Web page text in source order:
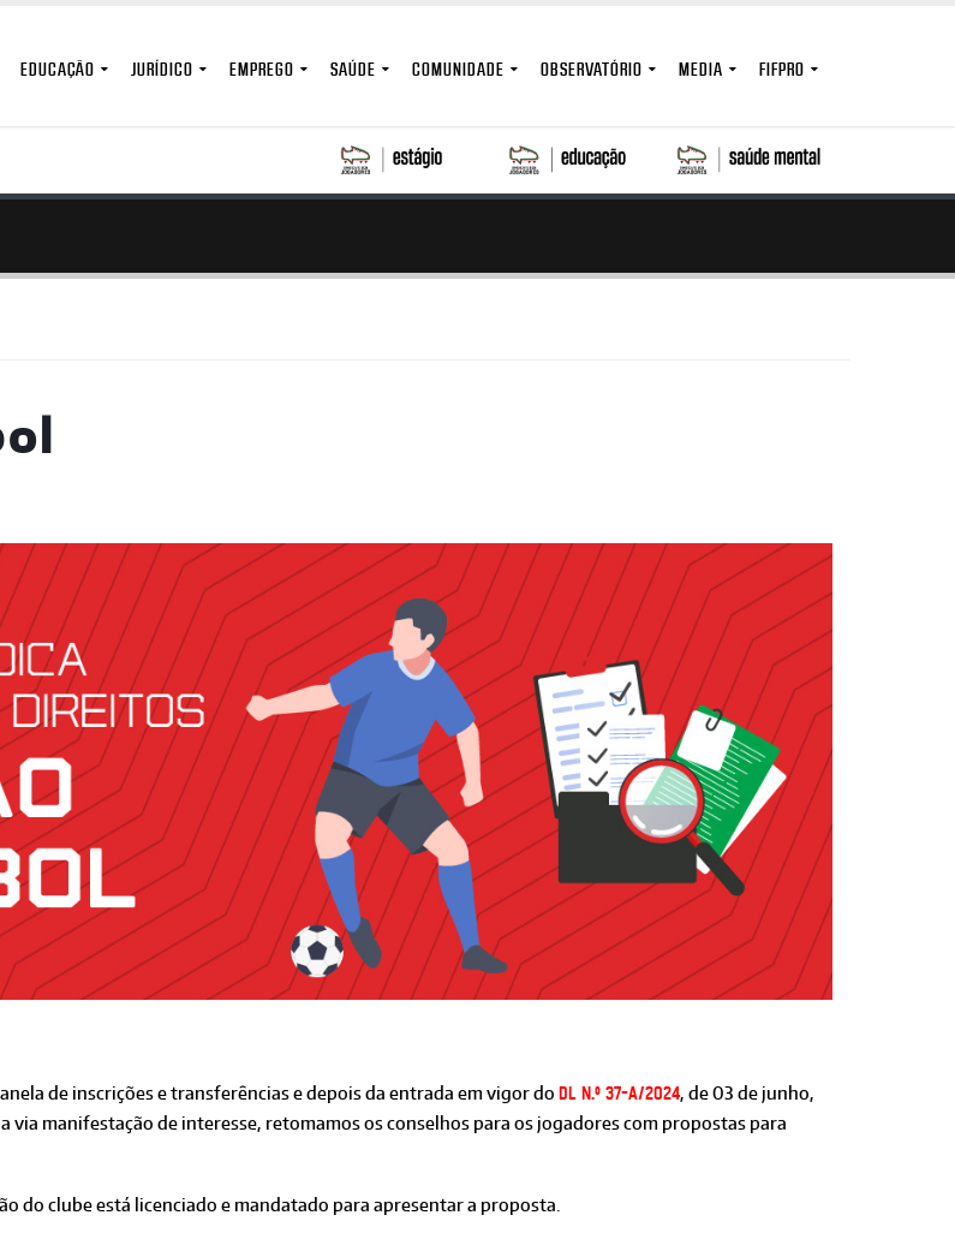
EDUCAÇÃO JURÍDICO EMPREGO SAÚDE COMUNIDADE OBSERVATÓRIO MEDIA FIFPRO
de inscrições e transferências e depois da entrada em vigor do DL n.º 37-A/2024, de 03 de junho,
manifestação de interesse, retomamos os conselhos para os jogadores com propostas para
do clube está licenciado e mandatado para apresentar a proposta.